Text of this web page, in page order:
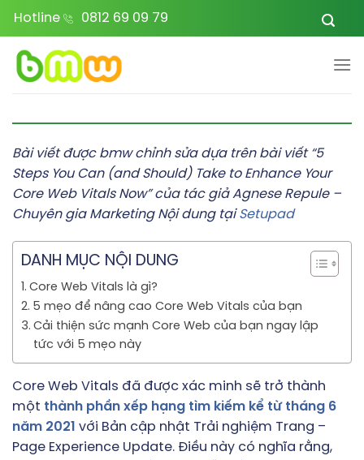
nội
dung
Hotline 0812 69 09 79
Bài viết được bmw chỉnh sửa dựa trên bài viết “5
Steps You Can (and Should) Take to Enhance Your
Core Web Vitals Now” của tác giả Agnese Repule –
Chuyên gia Marketing Nội dung tạiSetupad
DANH MỤC NỘI DUNG
Core Web Vitals là gì?
5 mẹo để nâng cao Core Web Vitals của bạn
Cải thiện sức mạnh Core Web của bạn ngay lập
tức với 5 mẹo này
Core Web Vitals đã được xác minh sẽ trở thành
một thành phần xếp hạng tìm kiếm kể từ tháng 6
năm 2021 với Bản cập nhật Trải nghiệm Trang –
Page Experience Update. Điều này có nghĩa rằng,